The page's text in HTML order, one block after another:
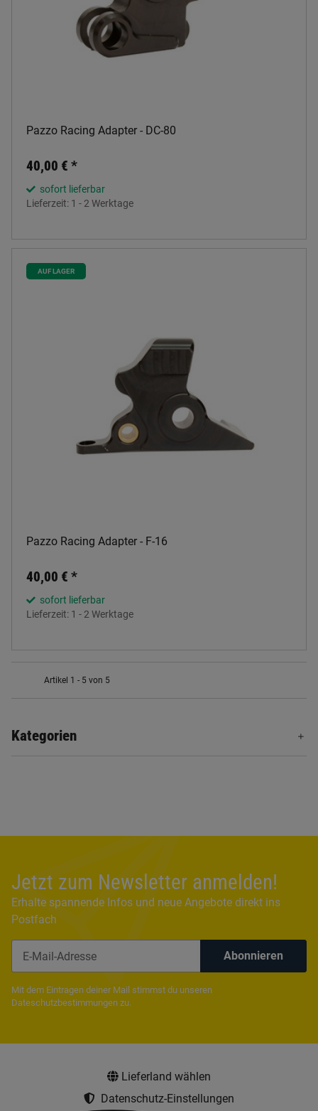
Pazzo Racing Adapter - DC-80
40,00 € *
sofort lieferbar
Lieferzeit: 1 - 2 Werktage
AUF LAGER
Pazzo Racing Adapter - F-16
40,00 € *
sofort lieferbar
Lieferzeit: 1 - 2 Werktage
Artikel 1 - 5 von 5
Kategorien
Jetzt zum Newsletter anmelden!
Erhalte spannende Infos und neue Angebote direkt ins
Postfach
Abonnieren
Mit dem Eintragen deiner Mail stimmst du unseren
Dateschutzbestimmungen zu.
Lieferland wählen
Datenschutz-Einstellungen